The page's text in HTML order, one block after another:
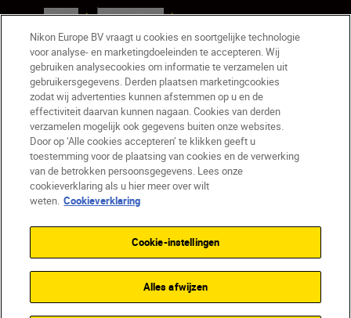
BE(nl) Nikon Sites
Contact opnemen
Privacyverklaring
Gebruiksvoorwaarden
Nikon Store - Algemene voorwaarden
Cookieverklaring
Toegankelijkheid
Cookie-instellingen
© 2026 Nikon
Nikon Europe BV vraagt u cookies en soortgelijke technologie
voor analyse- en marketingdoeleinden te accepteren. Wij
gebruiken analysecookies om informatie te verzamelen uit
gebruikersgegevens. Derden plaatsen marketingcookies
zodat wij advertenties kunnen afstemmen op u en de
effectiviteit daarvan kunnen nagaan. Cookies van derden
verzamelen mogelijk ook gegevens buiten onze websites.
Door op ‘Alle cookies accepteren’ te klikken geeft u
toestemming voor de plaatsing van cookies en de verwerking
van de betrokken persoonsgegevens. Lees onze
cookieverklaring als u hier meer over wilt
weten. Cookieverklaring
Cookie-instellingen
Alles afwijzen